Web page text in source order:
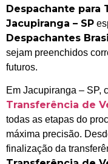
Despachante para
Jacupiranga – SP
Despachantes
sejam preenchidos
futuros.
Em Jacupiranga – SP,
Transferência de
todas as etapas do
máxima precisão.
finalização da